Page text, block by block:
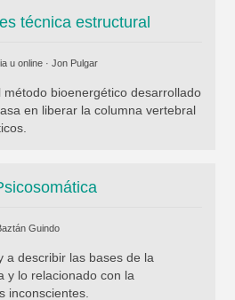
técnica estructural
u online · Jon Pulgar
método bioenergético desarrollado
en liberar la columna vertebral
Guindo
a describir las bases de la
y lo relacionado con la
inconscientes.